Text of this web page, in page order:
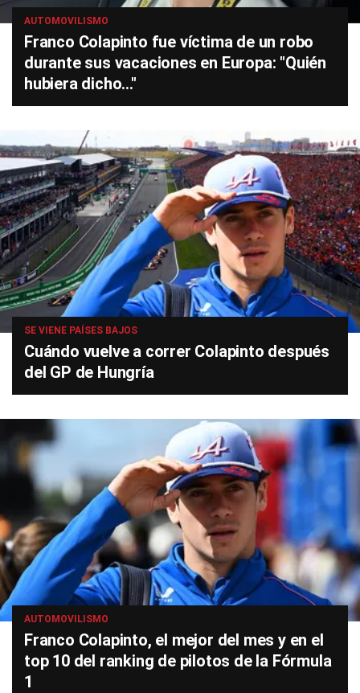
AUTOMOVILISMO
Franco Colapinto fue víctima de un robo
durante sus vacaciones en Europa: "Quién
hubiera dicho..."
SE VIENE PAÍSES BAJOS
Cuándo vuelve a correr Colapinto después
del GP de Hungría
AUTOMOVILISMO
Franco Colapinto, el mejor del mes y en el
top 10 del ranking de pilotos de la Fórmula
1